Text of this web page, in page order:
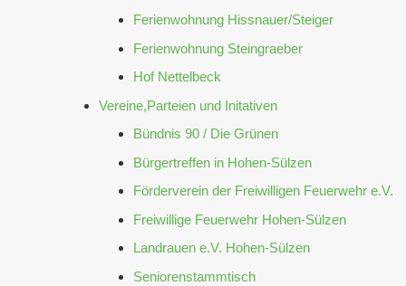
Ferienwohnung Hissnauer/Steiger
Ferienwohnung Steingraeber
Hof Nettelbeck
Vereine,Parteien und Initativen
Bündnis 90 / Die Grünen
Bürgertreffen in Hohen-Sülzen
Förderverein der Freiwilligen Feuerwehr e.V.
Freiwillige Feuerwehr Hohen-Sülzen
Landrauen e.V. Hohen-Sülzen
Seniorenstammtisch